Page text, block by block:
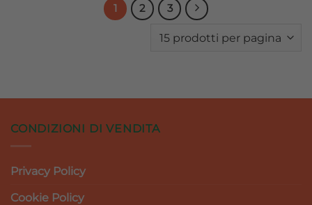
1 2 3
CONDIZIONI DI VENDITA
Privacy Policy
Cookie Policy